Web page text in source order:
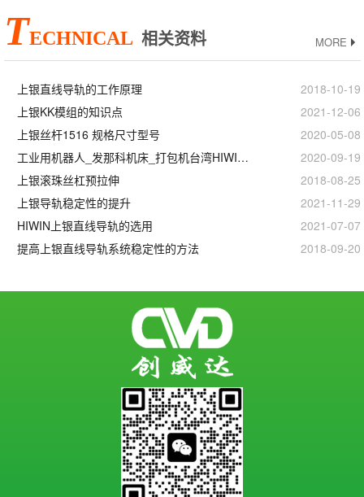
TECHNICAL 相关资料 MORE
上银直线导轨的工作原理
2018-10-19
上银KK模组的知识点
2021-12-06
上银丝杆1516 规格尺寸型号
2020-05-08
工业用机器人_发那科机床_打包机台湾HIWIN上银滚珠丝杆
2020-09-19
上银滚珠丝杠预拉伸
2018-08-25
上银导轨稳定性的提升
2021-11-29
HIWIN上银直线导轨的选用
2021-07-07
提高上银直线导轨系统稳定性的方法
2018-09-20